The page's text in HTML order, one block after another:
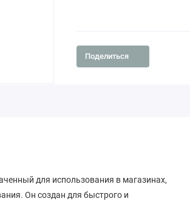
Поделиться
для использования в магазинах,
Он создан для быстрого и